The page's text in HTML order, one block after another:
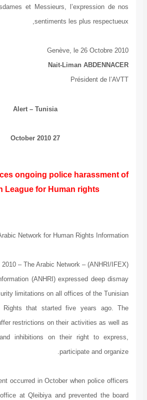
et Messieurs, l’expression de nos
sentiments les plus respectueux,
Genève, le 26 Octobre 2010
Nait-Liman ABDENNACER
Président de l’AVTT
Alert – Tunisia
27 October 2010
ongoing police harassment of
League for Human rights
Network for Human Rights Information
24th, 2010 – The Arabic Network
(ANHRI) expressed deep dismay
limitations on all offices of the Tunisian
Rights that started five years ago. The
restrictions on their activities as well as
inhibitions on their right to express,
participate and organize.
occurred in October when police officers
at Qleibiya and prevented the board